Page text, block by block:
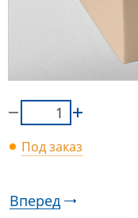
Под заказ
Вперед